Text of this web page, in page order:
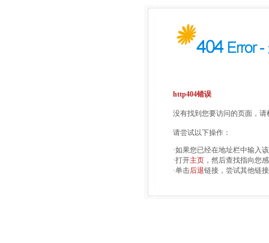
http404错误
没有找到您要访问的页面，
请尝试以下操作：
·如果您已经在地址栏中输入
·打开主页 ，然后查找指向您
·单击后退链接，尝试其他链